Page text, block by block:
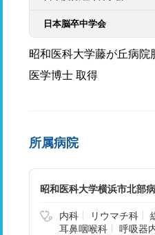
日本脳卒中学会
昭和医科大学藤が丘病院
医学博士 取得
所属病院
昭和医科大学横浜市北部
内科 リウマチ科
耳鼻咽喉科
呼吸器